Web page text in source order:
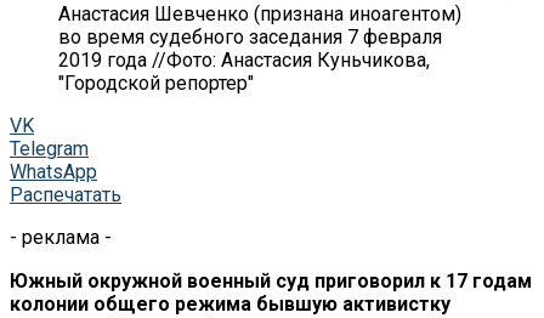
Анастасия Шевченко (признана иноагентом)
во время судебного заседания 7 февраля
2019 года //Фото: Анастасия Куньчикова,
"Городской репортер"
VK
Telegram
WhatsApp
Распечатать
- реклама -
Южный окружной военный суд приговорил к 17 годам
колонии общего режима бывшую активистку